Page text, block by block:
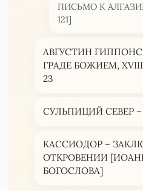
ПИСЬМО К
121]
АВГУСТИН
ГРАДЕ БОЖИЕМ, XVIII
23
СУЛЬПИЦИЙ СЕВЕР
КАССИОДОР –
ОТКРОВЕНИИ
БОГОСЛОВА]